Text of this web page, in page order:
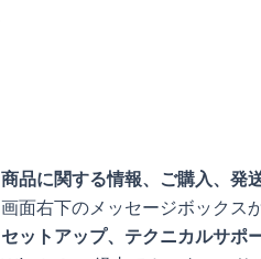
商品に関する情報、ご購入、発
画面右下のメッセージボックス
セットアップ、テクニカルサポ